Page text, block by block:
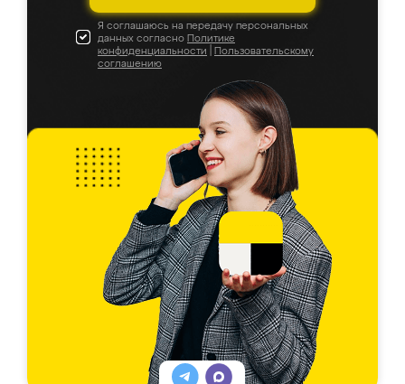
Я соглашаюсь на передачу персональных
данных согласно Политике
конфиденциальности
Пользовательскому
соглашению